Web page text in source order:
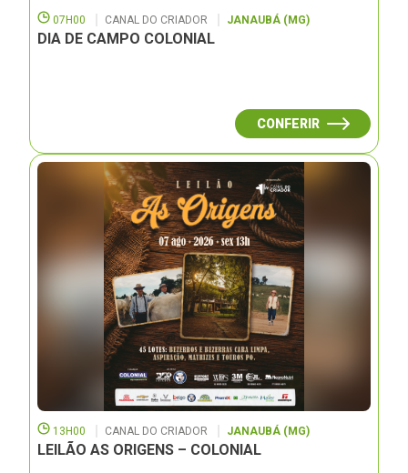
07H00 CANAL DO CRIADOR JANAUBÁ (MG)
DIA DE CAMPO COLONIAL
CONFERIR
13H00 CANAL DO CRIADOR JANAUBÁ (MG)
LEILÃO AS ORIGENS – COLONIAL